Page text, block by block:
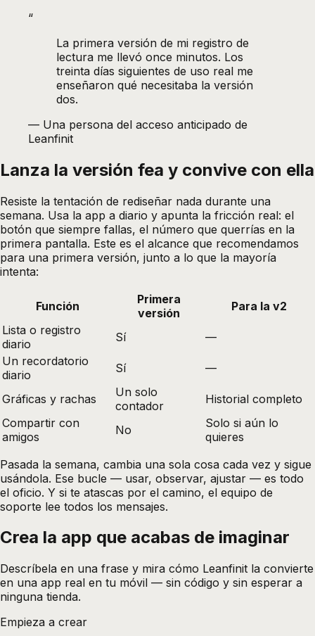
“
La primera versión de mi registro de
lectura me llevó once minutos. Los
treinta días siguientes de uso real me
enseñaron qué necesitaba la versión
dos.
— Una persona del acceso anticipado de
Leanfinit
Lanza la versión fea y convive con ella
Resiste la tentación de rediseñar nada durante una
semana. Usa la app a diario y apunta la fricción real: el
botón que siempre fallas, el número que querrías en la
primera pantalla. Este es el alcance que recomendamos
para una primera versión, junto a lo que la mayoría
intenta:
Función
Primera
versión
Para la v2
Lista o registro
diario
Sí
—
Un recordatorio
diario
Sí —
Gráficas y rachas
Un solo
contador
Historial completo
Compartir con
amigos
No
Solo si aún lo
quieres
Pasada la semana, cambia una sola cosa cada vez y sigue
usándola. Ese bucle — usar, observar, ajustar — es todo
el oficio. Y si te atascas por el camino, el equipo de
soporte lee todos los mensajes.
Crea la app que acabas de imaginar
Descríbela en una frase y mira cómo Leanfinit la convierte
en una app real en tu móvil — sin código y sin esperar a
ninguna tienda.
Empieza a crear